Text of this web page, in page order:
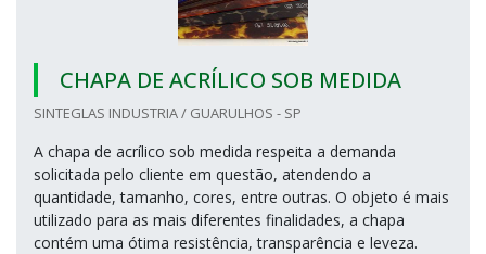
CHAPA DE ACRÍLICO SOB MEDIDA
SINTEGLAS INDUSTRIA / GUARULHOS - SP
A chapa de acrílico sob medida respeita a demanda
solicitada pelo cliente em questão, atendendo a
quantidade, tamanho, cores, entre outras. O objeto é mais
utilizado para as mais diferentes finalidades, a chapa
contém uma ótima resistência, transparência e leveza.